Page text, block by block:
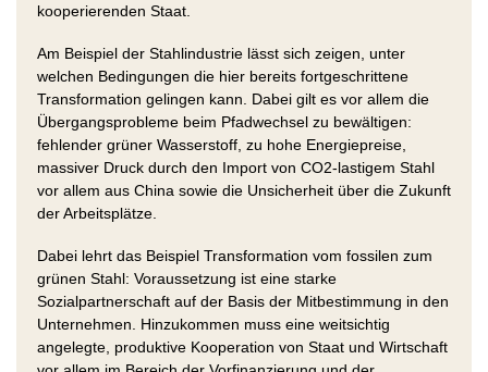
kooperierenden Staat.
Am Beispiel der Stahlindustrie lässt sich zeigen, unter
welchen Bedingungen die hier bereits fortgeschrittene
Transformation gelingen kann. Dabei gilt es vor allem die
Übergangsprobleme beim Pfadwechsel zu bewältigen:
fehlender grüner Wasserstoff, zu hohe Energiepreise,
massiver Druck durch den Import von CO2-lastigem Stahl
vor allem aus China sowie die Unsicherheit über die Zukunft
der Arbeitsplätze.
Dabei lehrt das Beispiel Transformation vom fossilen zum
grünen Stahl: Voraussetzung ist eine starke
Sozialpartnerschaft auf der Basis der Mitbestimmung in den
Unternehmen. Hinzukommen muss eine weitsichtig
angelegte, produktive Kooperation von Staat und Wirtschaft